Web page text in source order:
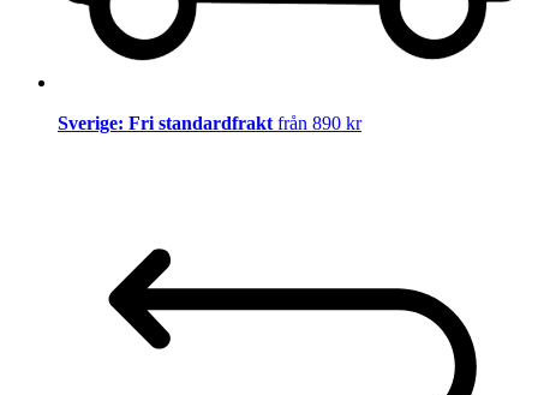
Sverige: Fri standardfrakt från 890 kr